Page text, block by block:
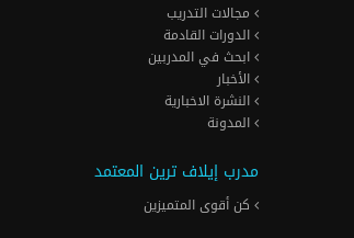
مجالات التدريب
الدورات القادمة
ابحث في المدربين
الأخبار
النشرة الاخبارية
المدونة
مدرب إيلاف ترين المعتمد
كن أقوى المتميزين